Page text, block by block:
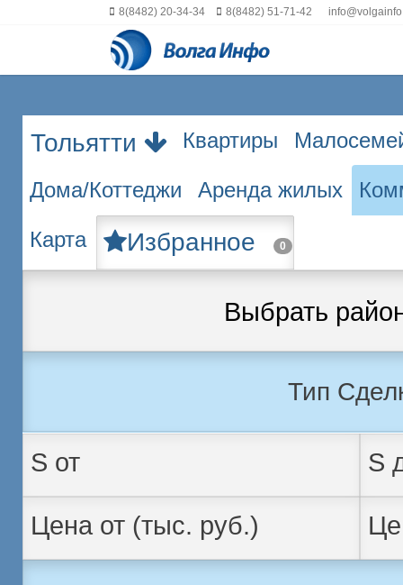
8(8482) 20-34-34 8(8482) 51-71-42
Тольятти Квартиры
Дома/Коттеджи Аренда жилых
Карта Избранное 0
Выбрать
Тип